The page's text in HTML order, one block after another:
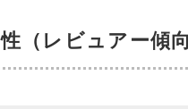
（レビュアー傾向